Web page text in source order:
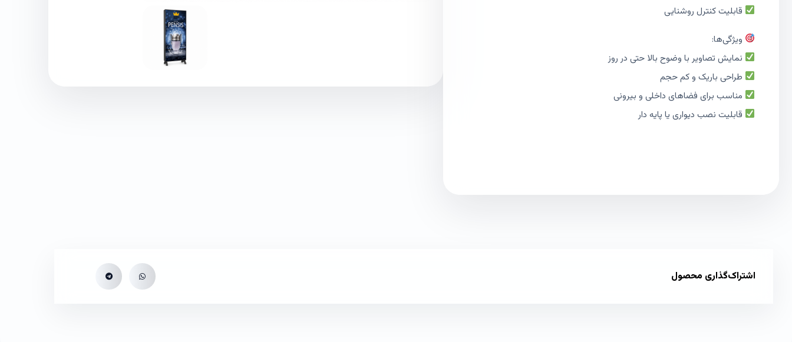
قابلیت کنترل روشنایی
ویژگی‌ها:
نمایش تصاویر با وضوح بالا حتی در روز
طراحی باریک و کم حجم
مناسب برای فضاهای داخلی و بیرونی
قابلیت نصب دیواری یا پایه دار
اشتراک‌گذاری محصول